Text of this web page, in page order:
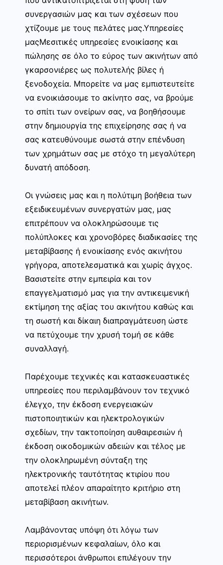
συνεργασιών μας και των σχέσεων που
χτίζουμε με τους πελάτες μας.Υπηρεσίες
μαςΜεσιτικές υπηρεσίες ενοικίασης και
πώλησης σε όλο το εύρος των ακινήτων από
γκαρσονιέρες ως πολυτελής βίλες ή
ξενοδοχεία. Μπορείτε να μας εμπιστευτείτε
να ενοικιάσουμε το ακίνητο σας, να βρούμε
το σπίτι των ονείρων σας, να βοηθήσουμε
στην δημιουργία της επιχείρησης σας ή να
σας κατευθύνουμε σωστά στην επένδυση
των χρημάτων σας με στόχο τη μεγαλύτερη
δυνατή απόδοση.
Οι γνώσεις μας και η πολύτιμη βοήθεια των
εξειδικευμένων συνεργατών μας, μας
επιτρέπουν να ολοκληρώσουμε τις
πολύπλοκες και χρονοβόρες διαδικασίες της
μεταβίβασης ή ενοικίασης ενός ακινήτου
γρήγορα, αποτελεσματικά και χωρίς άγχος.
Βασιστείτε στην εμπειρία και τον
επαγγελματισμό μας για την αντικειμενική
εκτίμηση της αξίας του ακινήτου καθώς και
τη σωστή και δίκαιη διαπραγμάτευση ώστε
να πετύχουμε την χρυσή τομή σε κάθε
συναλλαγή.
Παρέχουμε τεχνικές και κατασκευαστικές
υπηρεσίες που περιλαμβάνουν τον τεχνικό
έλεγχο, την έκδοση ενεργειακών
πιστοποιητικών και ηλεκτρολογικών
σχεδίων, την τακτοποίηση αυθαιρεσιών ή
έκδοση οικοδομικών αδειών και τέλος με
την ολοκληρωμένη σύνταξη της
ηλεκτρονικής ταυτότητας κτιρίου που
αποτελεί πλέον απαραίτητο κριτήριο στη
μεταβίβαση ακινήτων.
Λαμβάνοντας υπόψη ότι λόγω των
περιορισμένων κεφαλαίων, όλο και
περισσότεροι άνθρωποι επιλέγουν την